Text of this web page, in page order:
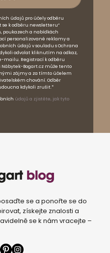
údajů pro účely odběru
k odběru newsletteru“
poukazech a nabídkách
personalizované reklamy a
údajů v souladu s Ochrana
odvolat kliknutím na odkaz,
mailu. Registrací k odběru
Bogart.cz může tento
zájmy a za tímto účelem
chování. Odběr
kdykoli zrušit.*
údajů a zjistěte, jak tyto
se a ponořte se do
získejte znalosti a
se k nám vracejte –
Pinterest
Instagram